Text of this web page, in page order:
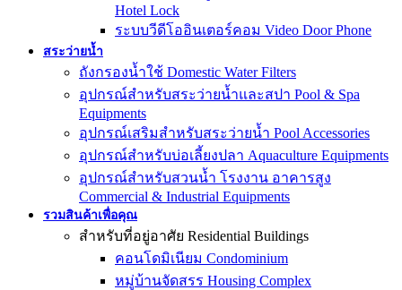
Hotel Lock
ระบบวีดีโออินเตอร์คอม Video Door Phone
สระว่ายน้ำ
ถังกรองน้ำใช้ Domestic Water Filters
อุปกรณ์สำหรับสระว่ายน้ำและสปา Pool & Spa
Equipments
อุปกรณ์เสริมสำหรับสระว่ายน้ำ Pool Accessories
อุปกรณ์สำหรับบ่อเลี้ยงปลา Aquaculture Equipments
อุปกรณ์สำหรับสวนน้ำ โรงงาน อาคารสูง
Commercial & Industrial Equipments
รวมสินค้าเพื่อคุณ
สำหรับที่อยู่อาศัย Residential Buildings
คอนโดมิเนียม Condominium
หมู่บ้านจัดสรร Housing Complex